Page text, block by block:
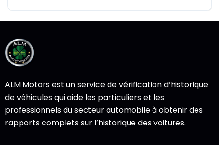
ALM Motors est un service de vérification d’historique
de véhicules qui aide les particuliers et les
professionnels du secteur automobile à obtenir des
rapports complets sur l’historique des voitures.